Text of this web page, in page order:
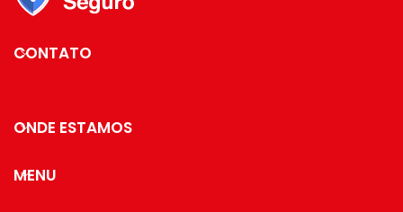
CONTATO
ONDE ESTAMOS
MENU